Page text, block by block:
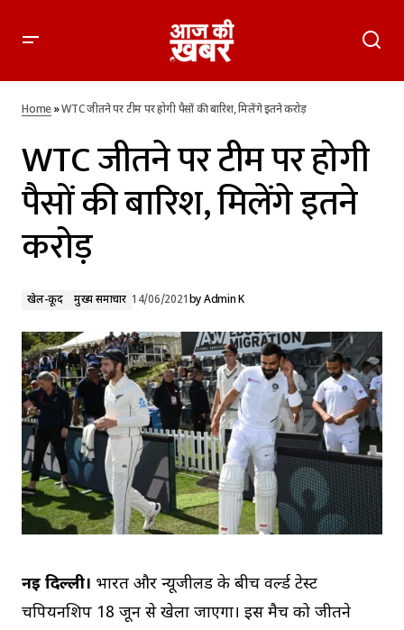
WTC जीतने पर टीम पर होगी पैसों की बारिश, मिलेंगे इतने करोड़
Home»WTC जीतने पर टीम पर होगी पैसों की बारिश, मिलेंगे इतने करोड़
WTC जीतने पर टीम पर होगी
पैसों की बारिश, मिलेंगे इतने
करोड़
खेल-कूद मुख्य समाचार 14/06/2021byAdmin K
नई दिल्ली। भारत और न्यूजीलैंड के बीच वर्ल्ड टेस्ट
चैंपियनशिप 18 जून से खेला जाएगा। इस मैच को जीतने